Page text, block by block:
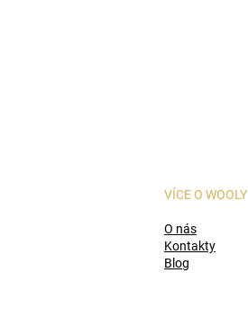
VÍCE O WOOLY
O nás
Kontakty
Blog